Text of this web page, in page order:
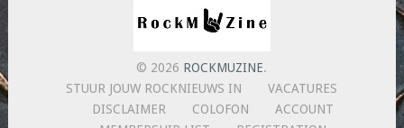
© 2026 ROCKMUZINE.
STUUR JOUW ROCKNIEUWS IN
VACATURES
DISCLAIMER
COLOFON
ACCOUNT